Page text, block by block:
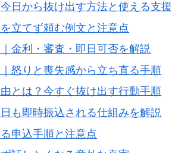
日から抜け出す方法と使える支援
立てず頼む例文と注意点
金利・審査・即日可否を解説
怒りと喪失感から立ち直る手順
とは？今すぐ抜け出す行動手順
も即時振込される仕組みを解説
申込手順と注意点